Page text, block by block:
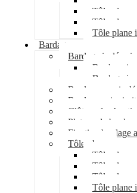
Tôle plane
Tôle plane
Tôle plane
Bardage
Bardage isolé acier
Bardage
Bardage
Bardage non isolé
Bardage acier
Clôture de
Plateau de
Fixation bardage
Tôle plane
Tôle plane
Tôle plane
Tôle plane
Tôle plane